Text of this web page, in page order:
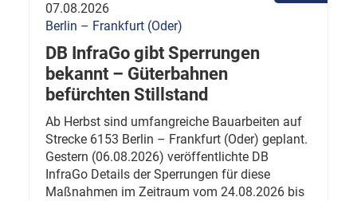
07.08.2026
Berlin – Frankfurt (Oder)
DB InfraGo gibt Sperrungen
bekannt – Güterbahnen
befürchten Stillstand
Ab Herbst sind umfangreiche Bauarbeiten auf
Strecke 6153 Berlin – Frankfurt (Oder) geplant.
Gestern (06.08.2026) veröffentlichte DB
InfraGo Details der Sperrungen für diese
Maßnahmen im Zeitraum vom 24.08.2026 bis